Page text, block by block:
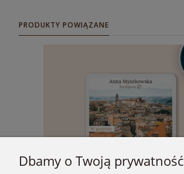
PRODUKTY POWIĄZANE
Dbamy o Twoją prywatność